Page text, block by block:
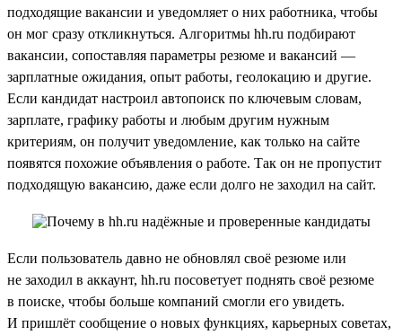
подходящие вакансии и уведомляет о них работника, чтобы
он мог сразу откликнуться. Алгоритмы hh.ru подбирают
вакансии, сопоставляя параметры резюме и вакансий —
зарплатные ожидания, опыт работы, геолокацию и другие.
Если кандидат настроил автопоиск по ключевым словам,
зарплате, графику работы и любым другим нужным
критериям, он получит уведомление, как только на сайте
появятся похожие объявления о работе. Так он не пропустит
подходящую вакансию, даже если долго не заходил на сайт.
Если пользователь давно не обновлял своё резюме или
не заходил в аккаунт, hh.ru посоветует поднять своё резюме
в поиске, чтобы больше компаний смогли его увидеть.
И пришлёт сообщение о новых функциях, карьерных советах,